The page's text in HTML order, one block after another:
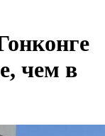
чем в